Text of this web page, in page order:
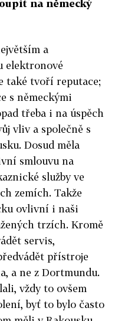
na německý
a
elektronové
také tvoří reputace;
s německými
třeba i na úspěch
vliv a společně s
Dosud měla
smlouvu na
služby ve
zemích. Takže
ovlivní i naši
trzích. Kromě
servis,
přístroje
a ne z Dortmundu.
vždy to ovšem
byť to bylo často